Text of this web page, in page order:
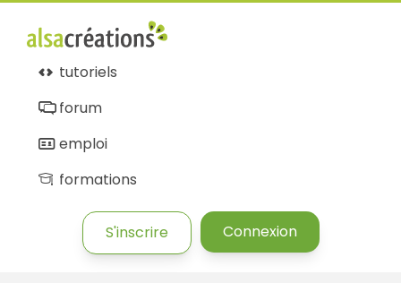
tutoriels
forum
emploi
formations
S'inscrire Connexion